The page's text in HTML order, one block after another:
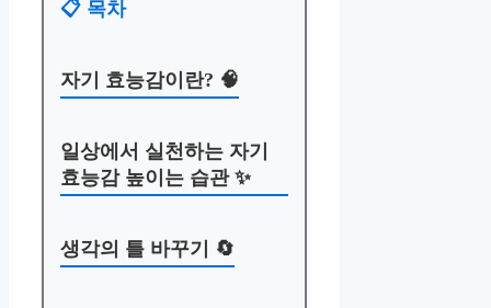
📋 목차
자기 효능감이란? 🧠
일상에서 실천하는 자기
효능감 높이는 습관 ✨
생각의 틀 바꾸기 🔄